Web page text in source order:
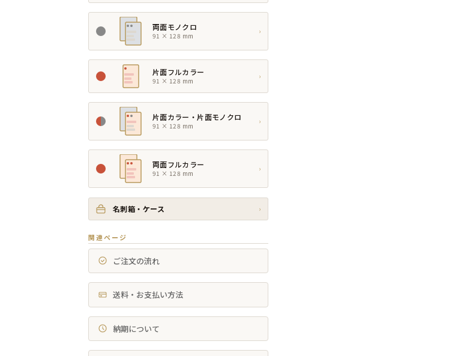
両面モノクロ
91 × 128 mm
›
片面フルカラー
91 × 128 mm
›
片面カラー・片面モノクロ
91 × 128 mm
›
両面フルカラー
91 × 128 mm
›
名刺箱・ケース ›
関連ページ
ご注文の流れ
送料・お支払い方法
納期について